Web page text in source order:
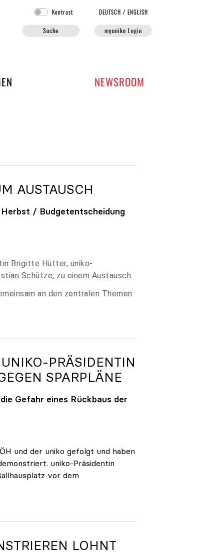
Kontrast DEUTSCH /ENGLISH
Suche myuniko Login
UNIKO NEWSROOM
AUSTAUSCH
/ Budgetentscheidung
Brigitte Hütter, uniko-
Schütze, zu einem Austausch.
an den zentralen Themen
UNIKO-PRÄSIDENTIN
SPARPLÄNE
Gefahr eines Rückbaus der
und der uniko gefolgt und haben
uniko-Präsidentin
vor dem
LOHNT